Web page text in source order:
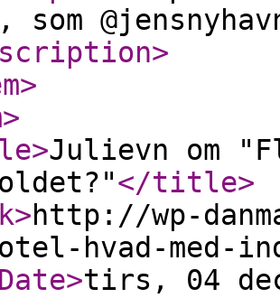
som
>
>
>
>Julievn om
</title>
>http://wp-
hvad-med-
>tirs, 04